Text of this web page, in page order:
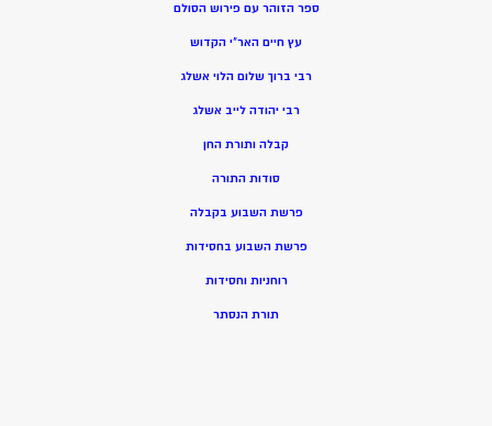
ספר הזוהר עם פירוש הסולם
עץ חיים האר”י הקדוש
רבי ברוך שלום הלוי אשלג
רבי יהודה לייב אשלג
קבלה ותורת החן
סודות התורה
פרשת השבוע בקבלה
פרשת השבוע בחסידות
רוחניות וחסידות
תורת הנסתר